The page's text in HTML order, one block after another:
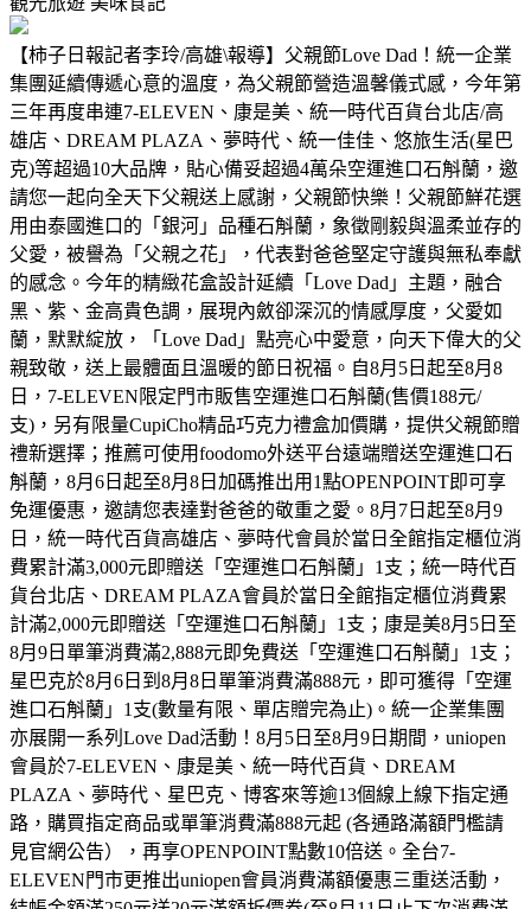
【柿子日報記者李玲/高雄\報導】父親節Love Dad！統一企業
集團延續傳遞心意的溫度，為父親節營造溫馨儀式感，今年第
三年再度串連7-ELEVEN、康是美、統一時代百貨台北店/高
雄店、DREAM PLAZA、夢時代、統一佳佳、悠旅生活(星巴
克)等超過10大品牌，貼心備妥超過4萬朵空運進口石斛蘭，邀
請您一起向全天下父親送上感謝，父親節快樂！父親節鮮花選
用由泰國進口的「銀河」品種石斛蘭，象徵剛毅與溫柔並存的
父愛，被譽為「父親之花」，代表對爸爸堅定守護與無私奉獻
的感念。今年的精緻花盒設計延續「Love Dad」主題，融合
黑、紫、金高貴色調，展現內斂卻深沉的情感厚度，父愛如
蘭，默默綻放，「Love Dad」點亮心中愛意，向天下偉大的父
親致敬，送上最體面且溫暖的節日祝福。自8月5日起至8月8
日，7-ELEVEN限定門市販售空運進口石斛蘭(售價188元/
支)，另有限量CupiCho精品巧克力禮盒加價購，提供父親節贈
禮新選擇；推薦可使用foodomo外送平台遠端贈送空運進口石
斛蘭，8月6日起至8月8日加碼推出用1點OPENPOINT即可享
免運優惠，邀請您表達對爸爸的敬重之愛。8月7日起至8月9
日，統一時代百貨高雄店、夢時代會員於當日全館指定櫃位消
費累計滿3,000元即贈送「空運進口石斛蘭」1支；統一時代百
貨台北店、DREAM PLAZA會員於當日全館指定櫃位消費累
計滿2,000元即贈送「空運進口石斛蘭」1支；康是美8月5日至
8月9日單筆消費滿2,888元即免費送「空運進口石斛蘭」1支；
星巴克於8月6日到8月8日單筆消費滿888元，即可獲得「空運
進口石斛蘭」1支(數量有限、單店贈完為止)。統一企業集團
亦展開一系列Love Dad活動！8月5日至8月9日期間，uniopen
會員於7-ELEVEN、康是美、統一時代百貨、DREAM
PLAZA、夢時代、星巴克、博客來等逾13個線上線下指定通
路，購買指定商品或單筆消費滿888元起 (各通路滿額門檻請
見官網公告），再享OPENPOINT點數10倍送。全台7-
ELEVEN門市更推出uniopen會員消費滿額優惠三重送活動，